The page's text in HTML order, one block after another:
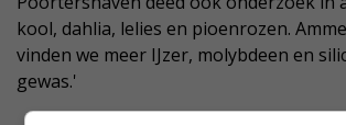
kool, dahlia, lelies en pioenrozen.
vinden we meer IJzer, molybdeen en
gewas.'